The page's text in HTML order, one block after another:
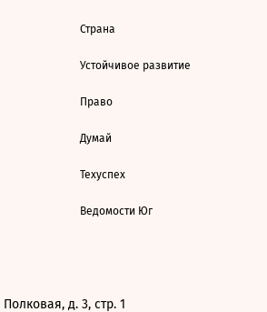
Страна
Устойчивое развитие
Право
Думай
Техуспех
Ведомости Юг
д. 3, стр. 1